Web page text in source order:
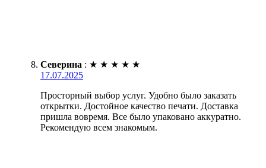
Северина : ★ ★ ★ ★ ★
17.07.2025
Просторный выбор услуг. Удобно было заказать
открытки. Достойное качество печати. Доставка
пришла вовремя. Все было упаковано аккуратно.
Рекомендую всем знакомым.